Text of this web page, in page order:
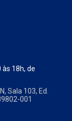
às 18h, de
Sala 103, Ed.
001